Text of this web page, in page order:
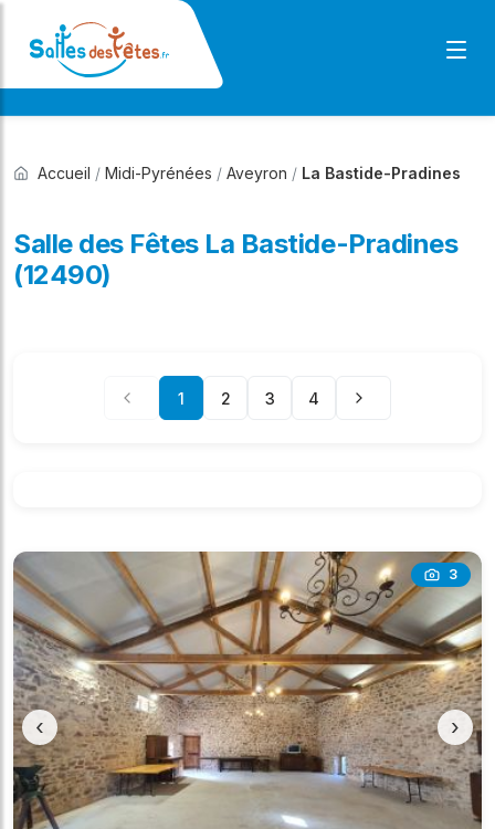
Accueil / Midi-Pyrénées / Aveyron / La Bastide-Pradines
Salle des Fêtes La Bastide-Pradines
(12490)
1 2 3 4
3
‹ ›